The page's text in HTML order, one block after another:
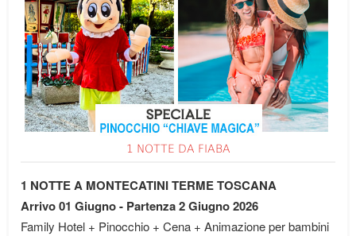
1 NOTTE DA FIABA
1 NOTTE A MONTECATINI TERME TOSCANA
Arrivo 01 Giugno - Partenza 2 Giugno 2026
Family Hotel + Pinocchio + Cena + Animazione per bambini